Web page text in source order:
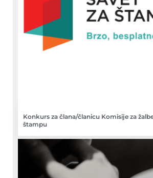
Konkurs za člana/članicu Komisije za
štampu